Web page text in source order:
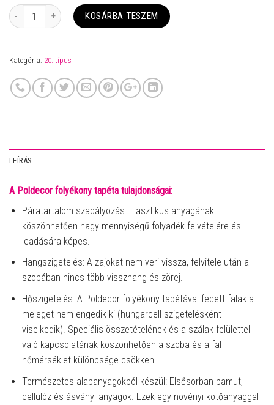
Mennyiség KOSÁRBA TESZEM
Kategória: 20. típus
LEÍRÁS
A Poldecor folyékony tapéta tulajdonságai:
Páratartalom szabályozás: Elasztikus anyagának
köszönhetően nagy mennyiségű folyadék felvételére és
leadására képes.
Hangszigetelés: A zajokat nem veri vissza, felvitele után a
szobában nincs több visszhang és zörej.
Hőszigetelés: A Poldecor folyékony tapétával fedett falak a
meleget nem engedik ki (hungarcell szigetelésként
viselkedik). Speciális összetételének és a szálak felülettel
való kapcsolatának köszönhetően a szoba és a fal
hőmérséklet különbsége csökken.
Természetes alapanyagokból készül: Elsősorban pamut,
cellulóz és ásványi anyagok. Ezek egy növényi kötőanyaggal